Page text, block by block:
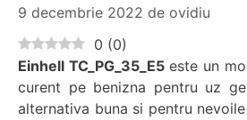
9 decembrie 2022 de ovidiu
0 (0)
Einhell TC_PG_35_E5 este un
curent pe benizna pentru uz
alternativa buna si pentru